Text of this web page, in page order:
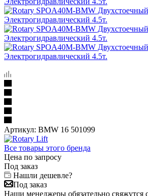
Артикул: BMW 16 501099
Все товары этого бренда
Цена по запросу
Под заказ
Нашли дешевле?
Под заказ
Наши менеджеры обязательно свяжутся